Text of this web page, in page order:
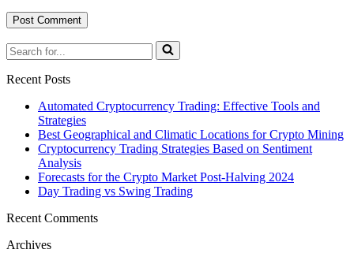
Recent Posts
Automated Cryptocurrency Trading: Effective Tools and
Strategies
Best Geographical and Climatic Locations for Crypto Mining
Cryptocurrency Trading Strategies Based on Sentiment
Analysis
Forecasts for the Crypto Market Post-Halving 2024
Day Trading vs Swing Trading
Recent Comments
Archives